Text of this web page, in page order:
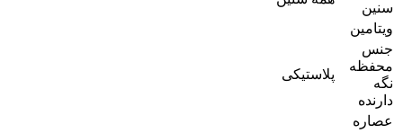
سنین
ویتامین
جنس
محفظه
نگه
دارنده
پلاستیکی
عصاره